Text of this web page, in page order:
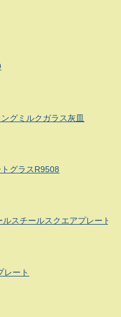
グミルクガラス灰皿
グラスR9508
スチールスクエアプレート
レート